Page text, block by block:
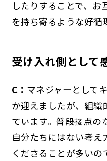
したりすることで、お
を持ち寄るような好循
受け入れ側として
C： マネジャーとして
か迎えましたが、組織
ています。普段接点の
自分たちにはない考え
くださることが多いの